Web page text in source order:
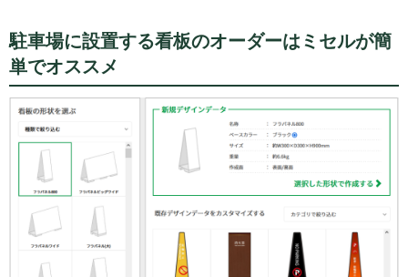
駐車場に設置する看板のオーダーはミセルが簡
単でオススメ